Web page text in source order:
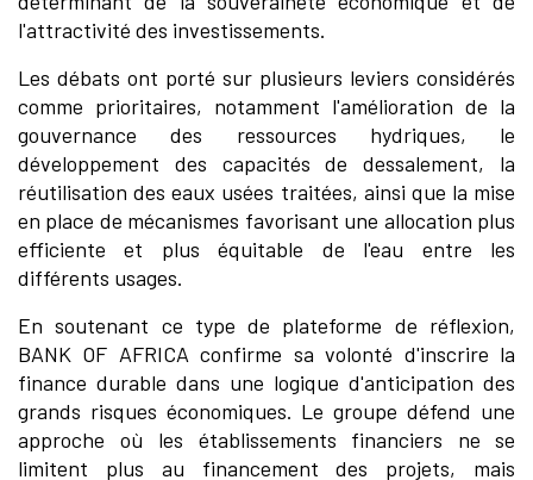
l'attractivité des investissements.
Les débats ont porté sur plusieurs leviers considérés
comme prioritaires, notamment l'amélioration de la
gouvernance des ressources hydriques, le
développement des capacités de dessalement, la
réutilisation des eaux usées traitées, ainsi que la mise
en place de mécanismes favorisant une allocation plus
efficiente et plus équitable de l'eau entre les
différents usages.
En soutenant ce type de plateforme de réflexion,
BANK OF AFRICA confirme sa volonté d'inscrire la
finance durable dans une logique d'anticipation des
grands risques économiques. Le groupe défend une
approche où les établissements financiers ne se
limitent plus au financement des projets, mais